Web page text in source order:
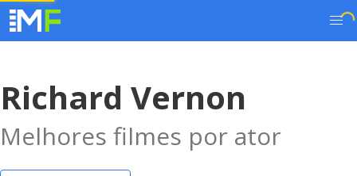
Richard Vernon
Melhores filmes por ator